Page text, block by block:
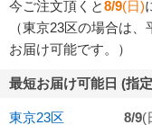
今ご注文頂くと8/9(日)
（東京23区の場合は
お届け可能です。）
最短お届け可能日 (指
東京23区 8/9(